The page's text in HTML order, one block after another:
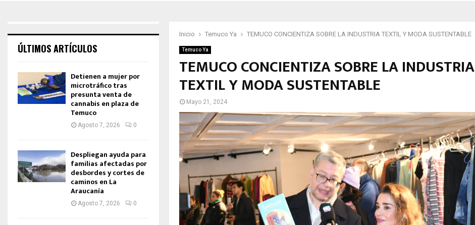
Inicio Temuco Ya TEMUCO CONCIENTIZA SOBRE LA INDUSTRIA TEXTIL Y MODA SUSTENTABLE
Temuco Ya
TEMUCO CONCIENTIZA SOBRE LA INDUSTRIA
TEXTIL Y MODA SUSTENTABLE
Mayo 21, 2024
ÚLTIMOS ARTÍCULOS
Detienen a mujer por
microtráfico tras
presunta venta de
cannabis en plaza de
Temuco
Agosto 7, 2026 0
Despliegan ayuda para
familias afectadas por
desbordes y cortes de
caminos en La
Araucanía
Agosto 7, 2026 0